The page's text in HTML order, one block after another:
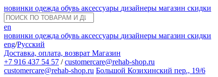
новинки одежда обувь аксессуары дизайнеры магазин скидки
en
новинки одежда обувь аксессуары дизайнеры магазин скидки
eng/Русский
Доставка, оплата, возврат Магазин
+7 916 437 54 57 / customercare@rehab-shop.ru
customercare@rehab-shop.ru Большой Козихинский пер., 19/6